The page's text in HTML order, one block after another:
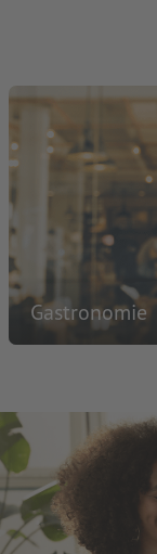
Gastronomie